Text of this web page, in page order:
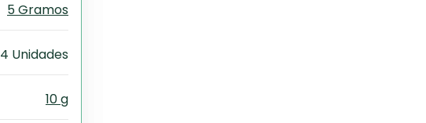
5 Gramos
4 Unidades
10 g